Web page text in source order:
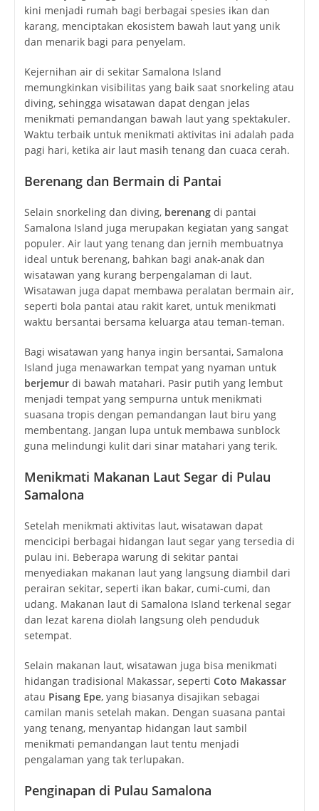
kini menjadi rumah bagi berbagai spesies ikan dan
karang, menciptakan ekosistem bawah laut yang unik
dan menarik bagi para penyelam.
Kejernihan air di sekitar Samalona Island
memungkinkan visibilitas yang baik saat snorkeling atau
diving, sehingga wisatawan dapat dengan jelas
menikmati pemandangan bawah laut yang spektakuler.
Waktu terbaik untuk menikmati aktivitas ini adalah pada
pagi hari, ketika air laut masih tenang dan cuaca cerah.
Berenang dan Bermain di Pantai
Selain snorkeling dan diving, berenangdi pantai
Samalona Island juga merupakan kegiatan yang sangat
populer. Air laut yang tenang dan jernih membuatnya
ideal untuk berenang, bahkan bagi anak-anak dan
wisatawan yang kurang berpengalaman di laut.
Wisatawan juga dapat membawa peralatan bermain air,
seperti bola pantai atau rakit karet, untuk menikmati
waktu bersantai bersama keluarga atau teman-teman.
Bagi wisatawan yang hanya ingin bersantai, Samalona
Island juga menawarkan tempat yang nyaman untuk
berjemurdi bawah matahari. Pasir putih yang lembut
menjadi tempat yang sempurna untuk menikmati
suasana tropis dengan pemandangan laut biru yang
membentang. Jangan lupa untuk membawa sunblock
guna melindungi kulit dari sinar matahari yang terik.
Menikmati Makanan Laut Segar di Pulau
Samalona
Setelah menikmati aktivitas laut, wisatawan dapat
mencicipi berbagai hidangan laut segar yang tersedia di
pulau ini. Beberapa warung di sekitar pantai
menyediakan makanan laut yang langsung diambil dari
perairan sekitar, seperti ikan bakar, cumi-cumi, dan
udang. Makanan laut di Samalona Island terkenal segar
dan lezat karena diolah langsung oleh penduduk
setempat.
Selain makanan laut, wisatawan juga bisa menikmati
hidangan tradisional Makassar, seperti Coto Makassar
atau Pisang Epe, yang biasanya disajikan sebagai
camilan manis setelah makan. Dengan suasana pantai
yang tenang, menyantap hidangan laut sambil
menikmati pemandangan laut tentu menjadi
pengalaman yang tak terlupakan.
Penginapan di Pulau Samalona